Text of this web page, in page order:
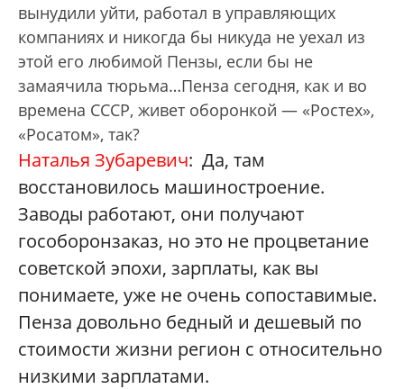
вынудили уйти, работал в управляющих
компаниях и никогда бы никуда не уехал из
этой его любимой Пензы, если бы не
замаячила тюрьма…Пенза сегодня, как и во
времена СССР, живет оборонкой — «Ростех»,
«Росатом», так?
Наталья Зубаревич: Да, там
восстановилось машиностроение.
Заводы работают, они получают
гособоронзаказ, но это не процветание
советской эпохи, зарплаты, как вы
понимаете, уже не очень сопоставимые.
Пенза довольно бедный и дешевый по
стоимости жизни регион с относительно
низкими зарплатами.